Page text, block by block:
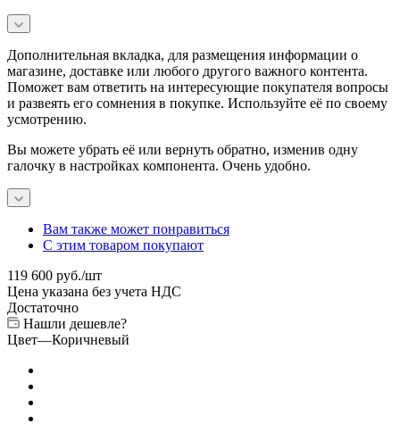
Дополнительная вкладка, для размещения информации о
магазине, доставке или любого другого важного контента.
Поможет вам ответить на интересующие покупателя вопросы
и развеять его сомнения в покупке. Используйте её по своему
усмотрению.
Вы можете убрать её или вернуть обратно, изменив одну
галочку в настройках компонента. Очень удобно.
Вам также может понравиться
С этим товаром покупают
119 600 руб./шт
Цена указана без учета НДС
Достаточно
Нашли дешевле?
Цвет—Коричневый